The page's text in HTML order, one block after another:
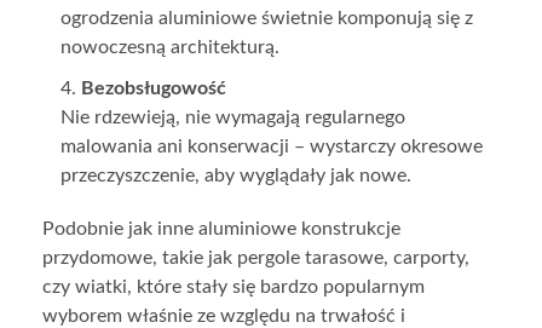
ogrodzenia aluminiowe świetnie komponują się z
nowoczesną architekturą.
Bezobsługowość
Nie rdzewieją, nie wymagają regularnego
malowania ani konserwacji – wystarczy okresowe
przeczyszczenie, aby wyglądały jak nowe.
Podobnie jak inne aluminiowe konstrukcje
przydomowe, takie jak pergole tarasowe, carporty,
czy wiatki, które stały się bardzo popularnym
wyborem właśnie ze względu na trwałość i